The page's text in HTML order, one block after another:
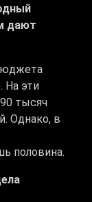
дают
На эти
тысяч
Однако, в
половина.